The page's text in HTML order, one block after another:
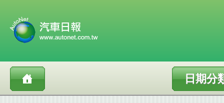
日期分